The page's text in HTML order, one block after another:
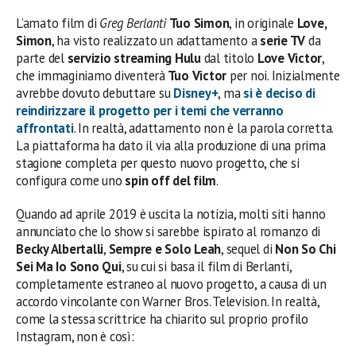
L’amato film di Greg Berlanti Tuo Simon, in originale Love,
Simon, ha visto realizzato un adattamento aserie TVda
parte del servizio streaming Huludal titolo Love Victor,
che immaginiamo diventeràTuo Victor per noi. Inizialmente
avrebbe dovuto debuttare suDisney+, masi è deciso di
reindirizzare il progetto per i temi che verranno
affrontati. In realtà, adattamento non è la parola corretta.
La piattaforma ha dato il via alla produzione di una prima
stagione completa per questo nuovo progetto, che si
configura come uno spin off del film.
Quando ad aprile 2019 è uscita la notizia, molti siti hanno
annunciato che lo show si sarebbe ispirato al romanzo di
Becky Albertalli, Sempre e Solo Leah, sequel di Non So Chi
Sei Ma Io Sono Qui, su cui si basa il film di Berlanti,
completamente estraneo al nuovo progetto, a causa di un
accordo vincolante con Warner Bros. Television. In realtà,
come la stessa scrittrice ha chiarito sul proprio profilo
Instagram, non è così: